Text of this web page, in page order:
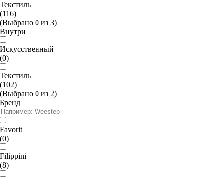
Текстиль
(116)
(Выбрано 0 из 3)
Внутри
Искусственный
(0)
Текстиль
(102)
(Выбрано 0 из 2)
Бренд
Favorit
(0)
Filippini
(8)